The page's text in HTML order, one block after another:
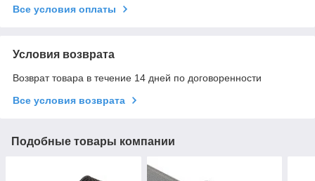
Все условия оплаты
Условия возврата
Возврат товара в течение 14 дней по договоренности
Все условия возврата
Подобные товары компании